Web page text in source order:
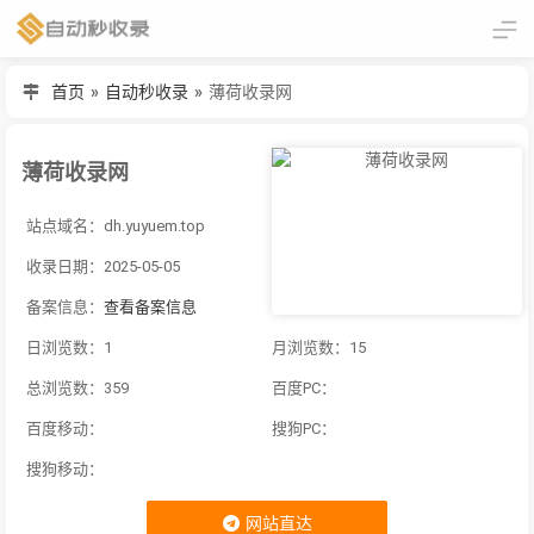
首页 » 自动秒收录 » 薄荷收录网
薄荷收录网
站点域名：dh.yuyuem.top
收录日期：2025-05-05
备案信息： 查看备案信息
日浏览数：1 月浏览数：15
总浏览数：359 百度PC：
百度移动： 搜狗PC：
搜狗移动：
网站直达